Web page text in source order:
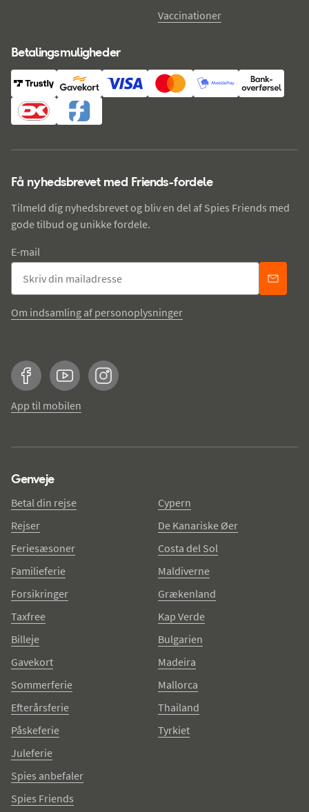
Vaccinationer
Betalingsmuligheder
Få nyhedsbrevet med Friends-fordele
Tilmeld dig nyhedsbrevet og bliv en del af Spies Friends med
gode tilbud og unikke fordele.
E-mail
Om indsamling af personoplysninger
FacebookYouTubeInstagram
App til mobilen
Genveje
Betal din rejse
Rejser
Feriesæsoner
Familieferie
Forsikringer
Taxfree
Billeje
Gavekort
Sommerferie
Efterårsferie
Påskeferie
Juleferie
Spies anbefaler
Spies Friends
Cypern
De Kanariske Øer
Costa del Sol
Maldiverne
Grækenland
Kap Verde
Bulgarien
Madeira
Mallorca
Thailand
Tyrkiet